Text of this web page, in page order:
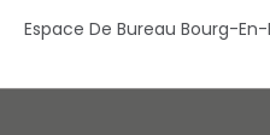
Espace De Bureau Bourg-En-